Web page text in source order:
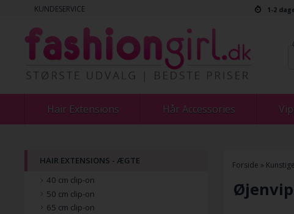
KUNDESERVICE 1-2
Hair Extensions Hår Accessories
Forside »
HAIR EXTENSIONS - ÆGTE
40 cm clip-on
50 cm clip-on
65 cm clip-on